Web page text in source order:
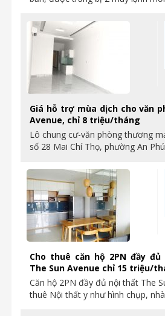
Giá hỗ trợ mùa dịch cho văn
Avenue, chỉ 8 triệu/tháng
Lô chung cư-văn phòng thương
số 28 Mai Chí Thọ, phường An
Cho thuê căn hộ 2PN đầy
The Sun Avenue chỉ 15 triệu/
Căn hộ 2PN đầy đủ nội thất The
thuê Nội thất y như hình chụp,